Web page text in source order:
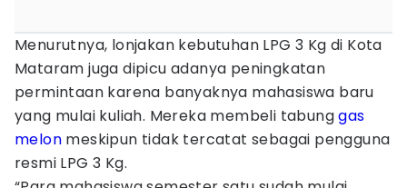
Menurutnya, lonjakan kebutuhan LPG 3 Kg di Kota
Mataram juga dipicu adanya peningkatan
permintaan karena banyaknya mahasiswa baru
yang mulai kuliah. Mereka membeli tabunggas
melon meskipun tidak tercatat sebagai pengguna
resmi LPG 3 Kg.